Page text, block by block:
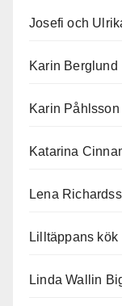
Josefi och
Karin Berglund
Karin Påhlsson
Katarina
Lena
Lilltäppans kök
Linda Wallin